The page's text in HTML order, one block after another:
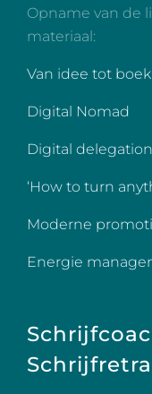
Opname van de
materiaal:
Van idee tot boek
Digital Nomad
Digital delegation
‘How to turn
Moderne
Energie